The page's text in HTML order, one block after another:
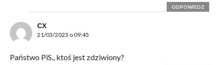
ODPOWIEDZ
CX
21/03/2023 o 09:45
Państwo PiS., ktoś jest zdziwiony?